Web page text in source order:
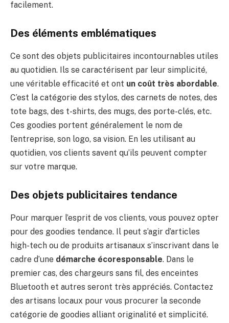
facilement.
Des éléments emblématiques
Ce sont des objets publicitaires incontournables utiles
au quotidien. Ils se caractérisent par leur simplicité,
une véritable efficacité et ont un coût très abordable.
C’est la catégorie des stylos, des carnets de notes, des
tote bags, des t-shirts, des mugs, des porte-clés, etc.
Ces goodies portent généralement le nom de
l’entreprise, son logo, sa vision. En les utilisant au
quotidien, vos clients savent qu’ils peuvent compter
sur votre marque.
Des objets publicitaires tendance
Pour marquer l’esprit de vos clients, vous pouvez opter
pour des goodies tendance. Il peut s’agir d’articles
high-tech ou de produits artisanaux s’inscrivant dans le
cadre d’une démarche écoresponsable. Dans le
premier cas, des chargeurs sans fil, des enceintes
Bluetooth et autres seront très appréciés. Contactez
des artisans locaux pour vous procurer la seconde
catégorie de goodies alliant originalité et simplicité.